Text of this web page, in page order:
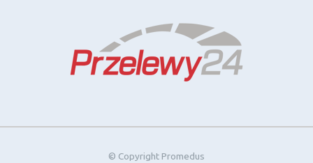
© Copyright Promedus